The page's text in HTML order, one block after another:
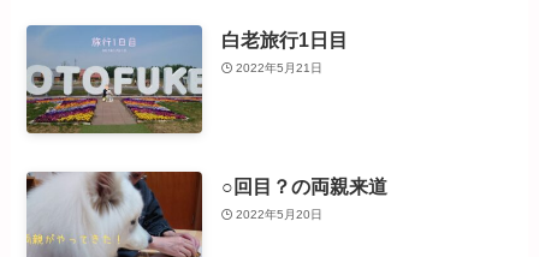
白老旅行1日目
2022年5月21日
○回目？の両親来道
2022年5月20日